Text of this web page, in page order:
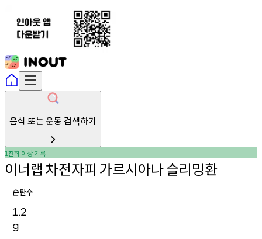
음식 또는 운동 검색하기
1천회 이상기록
이너랩 차전자피 가르시아나슬리밍환
순탄수
1.2
g